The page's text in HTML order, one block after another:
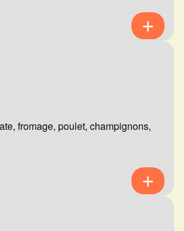
fromage, poulet, champignons,